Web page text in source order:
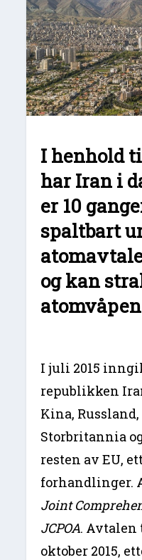
I henhold
har Iran i
er 10
spaltbart
og kan
I juli 2015
republikken
Kina,
Storbritannia
resten av EU,
forhandlinger.
Joint
JCPOA. Avtalen
oktober 2015,